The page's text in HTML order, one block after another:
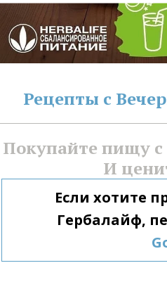
Рецепты с
Покупайте пищу
И
Если хотите